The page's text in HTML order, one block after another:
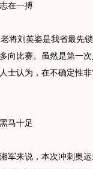
在一搏
刘英姿是我省最先锁
向比赛。虽然是第一
士认为，在不确定性
十足
来说，本次冲刺奥运